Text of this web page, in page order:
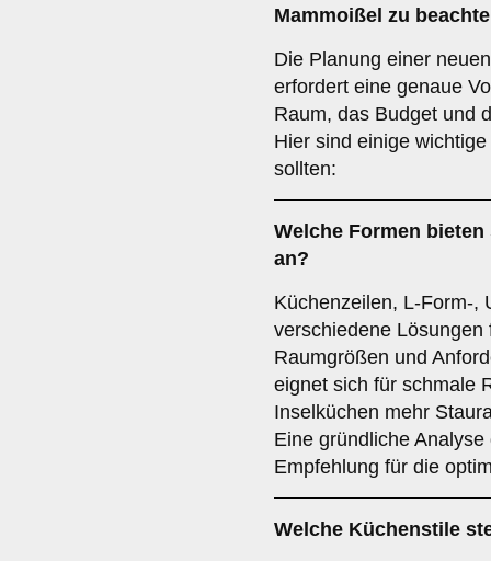
Mammoißel zu
Die Planung einer
erfordert eine genaue
Raum, das Budget und
Hier sind einige
sollten:
Welche Formen
an?
Küchenzeilen, L-Form-,
verschiedene
Raumgrößen und
eignet sich für schmale
Inselküchen mehr
Eine gründliche
Empfehlung für die
Welche Küchenstile